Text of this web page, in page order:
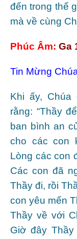
đến trong thế
mà về cùng
Phúc Âm: Ga
Tin Mừng
Khi ấy, Chúa
rằng: “Thầy
ban bình an
cho các con
Lòng các con
Các con đã
Thầy đi, rồi
con yêu mến
Thầy về với
Giờ đây